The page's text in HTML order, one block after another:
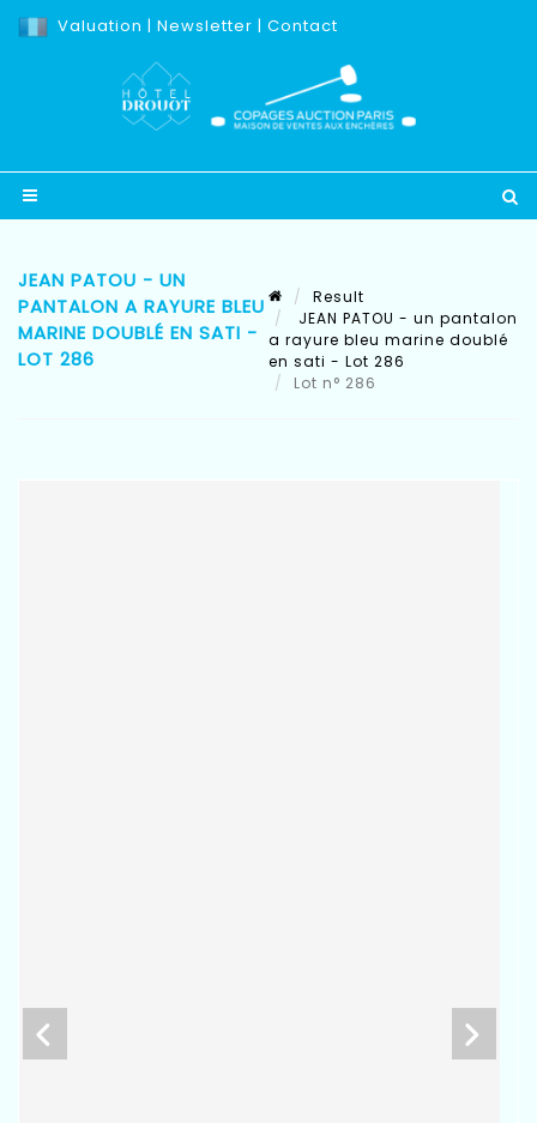
Valuation | Newsletter | Contact
JEAN PATOU - UN
PANTALON A RAYURE BLEU
MARINE DOUBLÉ EN SATI -
LOT 286
Result
JEAN PATOU - un pantalon
a rayure bleu marine doublé
en sati - Lot 286
Lot n° 286